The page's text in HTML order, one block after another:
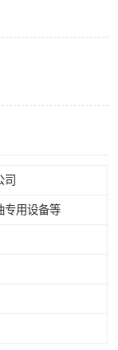
专用设备等